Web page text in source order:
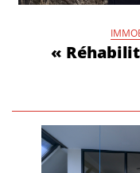
«